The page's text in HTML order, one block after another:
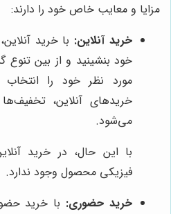
مزایا و معایب خاص خود را دارند:
خرید آنلاین: با خرید
خود بنشینید و از بین تنوع
مورد نظر خود را انتخاب
خریدهای آنلاین،
می‌شود.
با این حال، در خرید
فیزیکی محصول وجود ندارد.
خرید حضوری: با خرید